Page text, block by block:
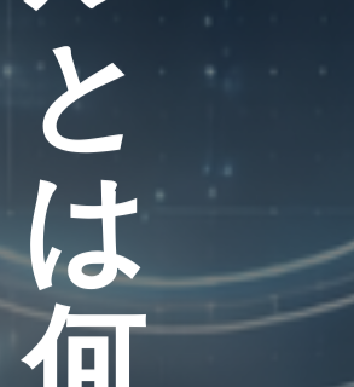
と
は